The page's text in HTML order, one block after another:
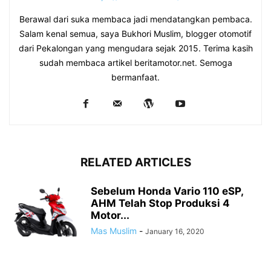
Berawal dari suka membaca jadi mendatangkan pembaca.
Salam kenal semua, saya Bukhori Muslim, blogger otomotif
dari Pekalongan yang mengudara sejak 2015. Terima kasih
sudah membaca artikel beritamotor.net. Semoga
bermanfaat.
RELATED ARTICLES
Sebelum Honda Vario 110 eSP,
AHM Telah Stop Produksi 4
Motor...
Mas Muslim - January 16, 2020